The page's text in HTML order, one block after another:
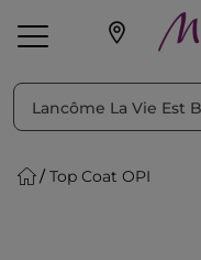
pleť Líčenie
Top Coat OPI
Triediť podľa